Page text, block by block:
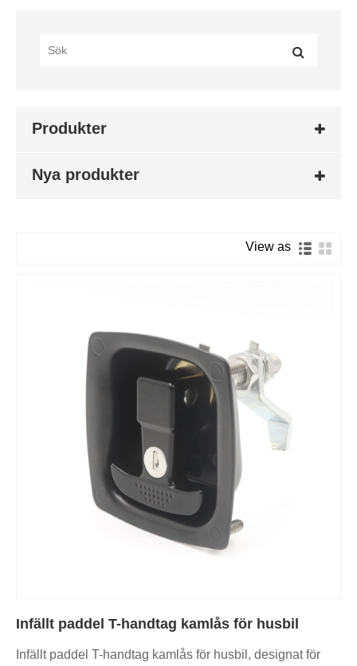
Produkter
Nya produkter
View as
Infällt paddel T-handtag kamlås för husbil
Infällt paddel T-handtag kamlås för husbil, designat för